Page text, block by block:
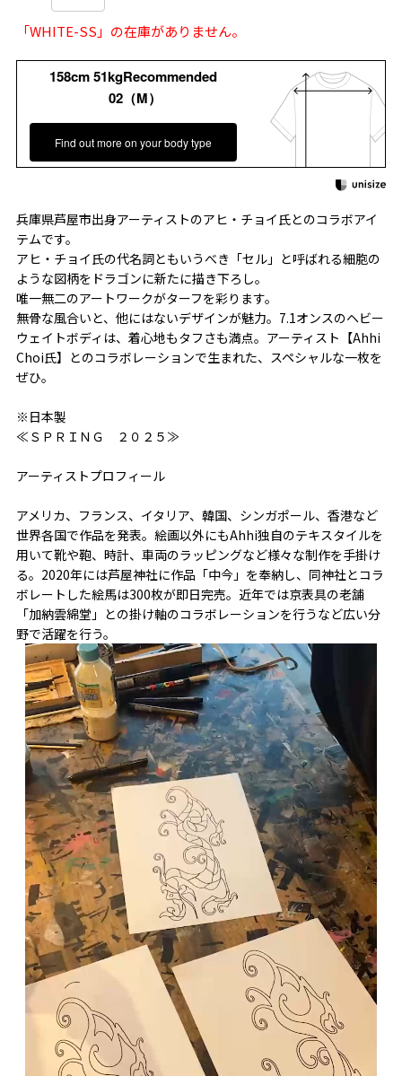
「WHITE-SS」の在庫がありません。
158cm 51kgRecommended
02（M）
Find out more on your body type
兵庫県芦屋市出身アーティストのアヒ・チョイ氏とのコラボアイ
テムです。
アヒ・チョイ氏の代名詞ともいうべき「セル」と呼ばれる細胞の
ような図柄をドラゴンに新たに描き下ろし。
唯一無二のアートワークがターフを彩ります。
無骨な風合いと、他にはないデザインが魅力。7.1オンスのヘビー
ウェイトボディは、着心地もタフさも満点。アーティスト【Ahhi
Choi氏】とのコラボレーションで生まれた、スペシャルな一枚を
ぜひ。
※日本製
≪ＳＰＲＩＮＧ ２０２５≫
アーティストプロフィール
アメリカ、フランス、イタリア、韓国、シンガポール、香港など
世界各国で作品を発表。絵画以外にもAhhi独自のテキスタイルを
用いて靴や鞄、時計、車両のラッピングなど様々な制作を手掛け
る。2020年には芦屋神社に作品「中今」を奉納し、同神社とコラ
ボレートした絵馬は300枚が即日完売。近年では京表具の老舗
「加納雲綿堂」との掛け軸のコラボレーションを行うなど広い分
野で活躍を行う。